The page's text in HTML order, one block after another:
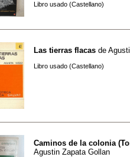
Libro usado (Castellano)
Las tierras flacas de
Libro usado (Castellano)
Caminos de la colonia
Agustin Zapata Gollan